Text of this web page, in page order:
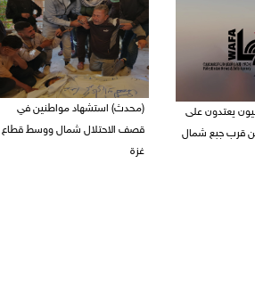
يعتدون على
قرب جبع شمال
(محدث) استشهاد مواطنين في
قصف الاحتلال شمال ووسط قطاع
غزة